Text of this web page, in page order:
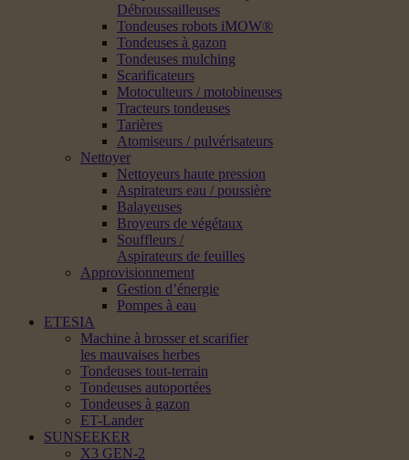
Débroussailleuses
Tondeuses robots iMOW®
Tondeuses à gazon
Tondeuses mulching
Scarificateurs
Motoculteurs / motobineuses
Tracteurs tondeuses
Tarières
Atomiseurs / pulvérisateurs
Nettoyer
Nettoyeurs haute pression
Aspirateurs eau / poussière
Balayeuses
Broyeurs de végétaux
Souffleurs /
Aspirateurs de feuilles
Approvisionnement
Gestion d’énergie
Pompes à eau
ETESIA
Machine à brosser et scarifier
les mauvaises herbes
Tondeuses tout-terrain
Tondeuses autoportées
Tondeuses à gazon
ET-Lander
SUNSEEKER
X3 GEN-2